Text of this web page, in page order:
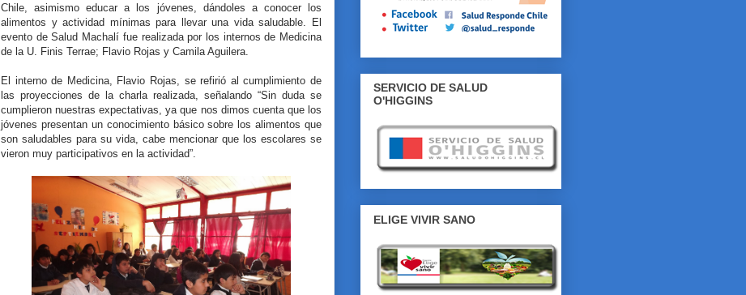
Chile, asimismo educar a los jóvenes, dándoles a conocer los
alimentos y actividad mínimas para llevar una vida saludable. El
evento de Salud Machalí fue realizada por los internos de Medicina
de la U. Finis Terrae; Flavio Rojas y Camila Aguilera.
El interno de Medicina, Flavio Rojas, se refirió al cumplimiento de
las proyecciones de la charla realizada, señalando “Sin duda se
cumplieron nuestras expectativas, ya que nos dimos cuenta que los
jóvenes presentan un conocimiento básico sobre los alimentos que
son saludables para su vida, cabe mencionar que los escolares se
vieron muy participativos en la actividad”.
SERVICIO DE SALUD
O'HIGGINS
ELIGE VIVIR SANO